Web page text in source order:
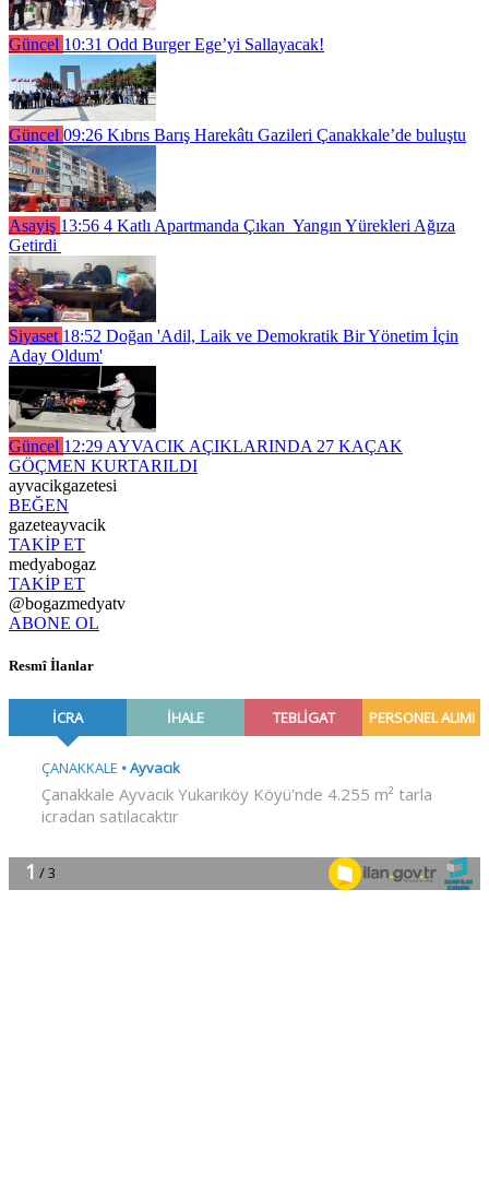
Güncel 10:31 Odd Burger Ege’yi Sallayacak!
Güncel 09:26 Kıbrıs Barış Harekâtı Gazileri Çanakkale’de buluştu
Asayiş 13:56 4 Katlı Apartmanda Çıkan Yangın Yürekleri Ağıza
Getirdi
Siyaset 18:52 Doğan 'Adil, Laik ve Demokratik Bir Yönetim İçin
Aday Oldum'
Güncel 12:29 AYVACIK AÇIKLARINDA 27 KAÇAK
GÖÇMEN KURTARILDI
ayvacikgazetesi
BEĞEN
gazeteayvacik
TAKİP ET
medyabogaz
TAKİP ET
@bogazmedyatv
ABONE OL
Resmî İlanlar